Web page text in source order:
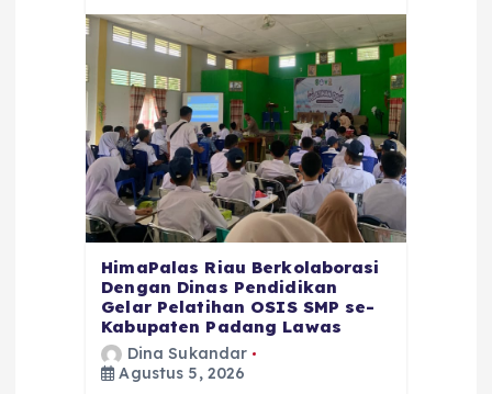
HimaPalas Riau Berkolaborasi
Dengan Dinas Pendidikan
Gelar Pelatihan OSIS SMP se-
Kabupaten Padang Lawas
Dina Sukandar
Agustus 5, 2026